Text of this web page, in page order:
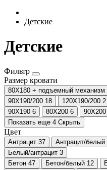
Детские
Детские
Фильтр
Размер кровати
80Х180 + подъемный механизм
90Х190/200 18 120Х190/200 2
90Х190 6 80Х200 6 90Х200
Показать еще 4 Скрыть
Цвет
Антрацит 37 Антрацит/белый
Белый/антрацит 3
Бетон 47 Бетон/белый 12